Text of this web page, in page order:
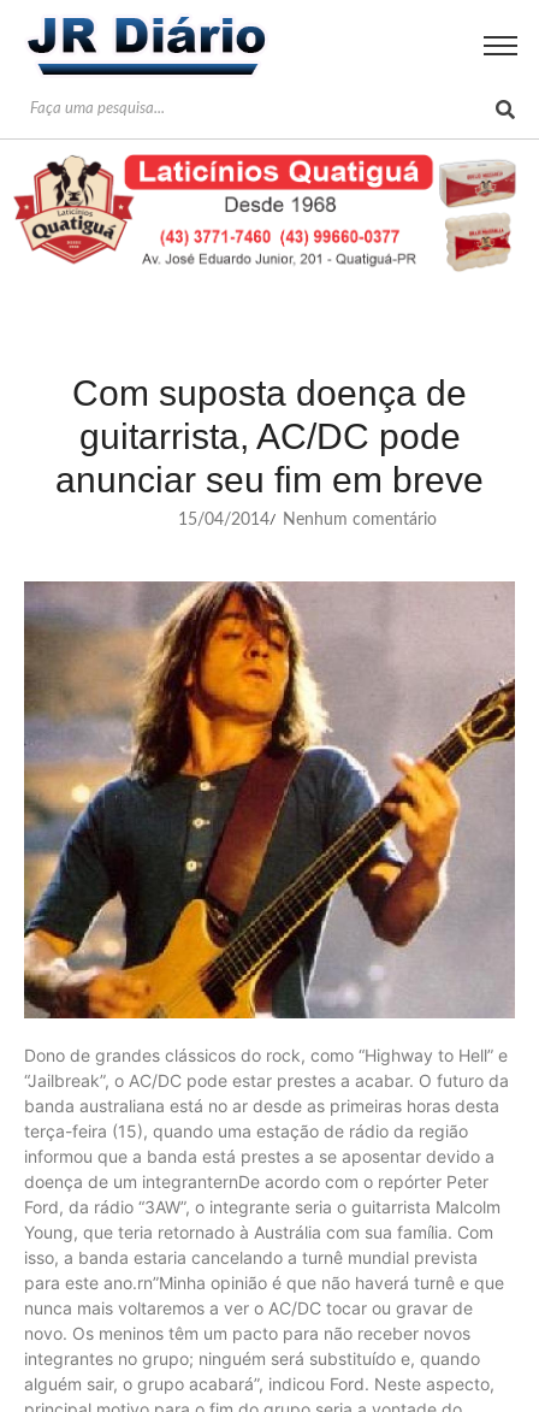
Com suposta doença de
guitarrista, AC/DC pode
anunciar seu fim em breve
15/04/2014/ Nenhum comentário
Dono de grandes clássicos do rock, como “Highway to Hell” e
“Jailbreak”, o AC/DC pode estar prestes a acabar. O futuro da
banda australiana está no ar desde as primeiras horas desta
terça-feira (15), quando uma estação de rádio da região
informou que a banda está prestes a se aposentar devido a
doença de um integranternDe acordo com o repórter Peter
Ford, da rádio “3AW”, o integrante seria o guitarrista Malcolm
Young, que teria retornado à Austrália com sua família. Com
isso, a banda estaria cancelando a turnê mundial prevista
para este ano.rn”Minha opinião é que não haverá turnê e que
nunca mais voltaremos a ver o AC/DC tocar ou gravar de
novo. Os meninos têm um pacto para não receber novos
integrantes no grupo; ninguém será substituído e, quando
alguém sair, o grupo acabará”, indicou Ford. Neste aspecto,